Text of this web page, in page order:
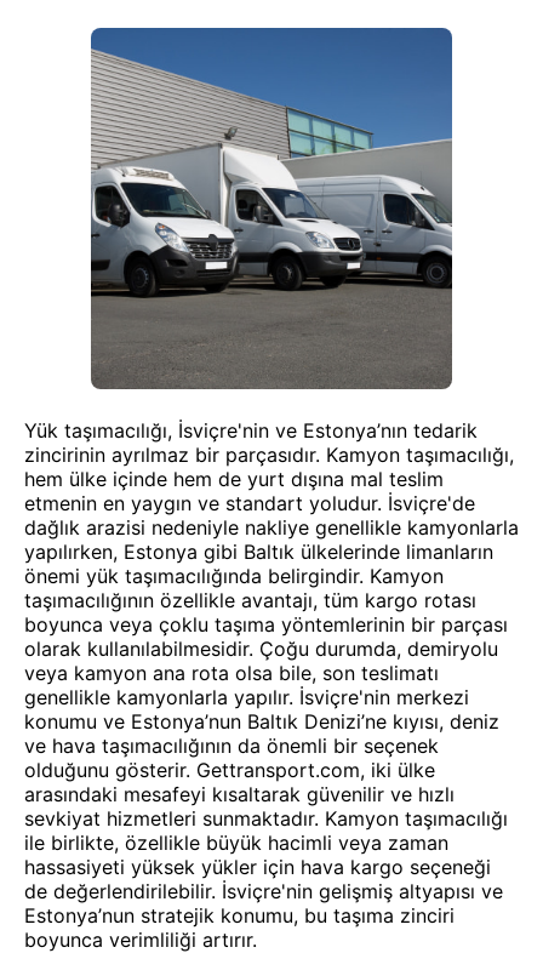
Yük taşımacılığı, İsviçre'nin ve Estonya’nın tedarik
zincirinin ayrılmaz bir parçasıdır. Kamyon taşımacılığı,
hem ülke içinde hem de yurt dışına mal teslim
etmenin en yaygın ve standart yoludur. İsviçre'de
dağlık arazisi nedeniyle nakliye genellikle kamyonlarla
yapılırken, Estonya gibi Baltık ülkelerinde limanların
önemi yük taşımacılığında belirgindir. Kamyon
taşımacılığının özellikle avantajı, tüm kargo rotası
boyunca veya çoklu taşıma yöntemlerinin bir parçası
olarak kullanılabilmesidir. Çoğu durumda, demiryolu
veya kamyon ana rota olsa bile, son teslimatı
genellikle kamyonlarla yapılır. İsviçre'nin merkezi
konumu ve Estonya’nun Baltık Denizi’ne kıyısı, deniz
ve hava taşımacılığının da önemli bir seçenek
olduğunu gösterir. Gettransport.com, iki ülke
arasındaki mesafeyi kısaltarak güvenilir ve hızlı
sevkiyat hizmetleri sunmaktadır. Kamyon taşımacılığı
ile birlikte, özellikle büyük hacimli veya zaman
hassasiyeti yüksek yükler için hava kargo seçeneği
de değerlendirilebilir. İsviçre'nin gelişmiş altyapısı ve
Estonya’nun stratejik konumu, bu taşıma zinciri
boyunca verimliliği artırır.